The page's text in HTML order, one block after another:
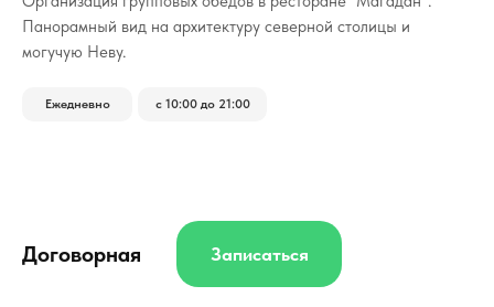
Панорамный вид на архитектуру северной столицы и
могучую Неву.
Договорная
Ежедневно с 10:00 до 21:00
Записаться